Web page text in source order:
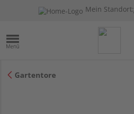
Mein Standort:
Gartentore